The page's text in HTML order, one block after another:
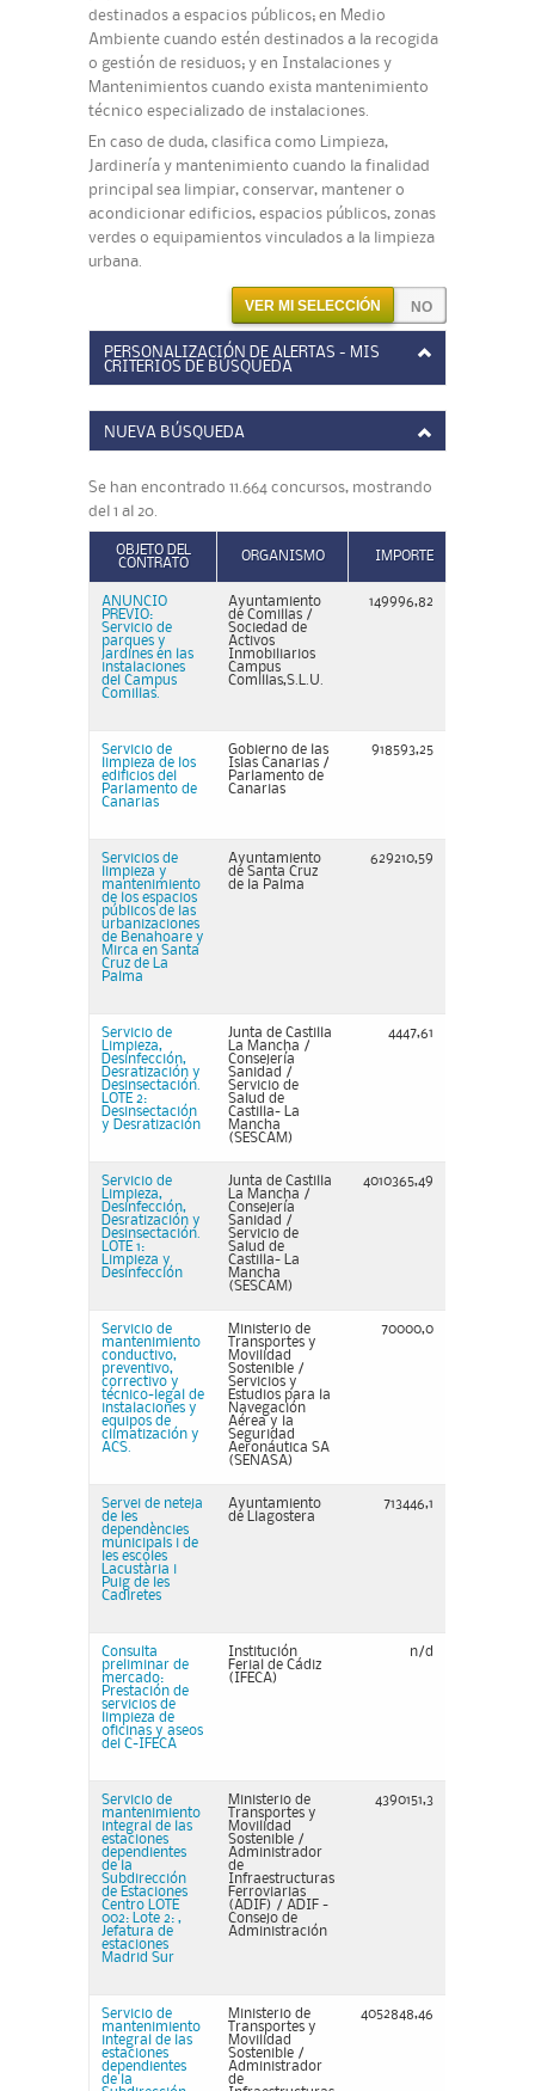
destinados a espacios públicos; en Medio
Ambiente cuando estén destinados a la recogida
o gestión de residuos; y en Instalaciones y
Mantenimientos cuando exista mantenimiento
técnico especializado de instalaciones.
En caso de duda, clasifica como Limpieza,
Jardinería y mantenimiento cuando la finalidad
principal sea limpiar, conservar, mantener o
acondicionar edificios, espacios públicos, zonas
verdes o equipamientos vinculados a la limpieza
urbana.
VER MI SELECCIÓN
PERSONALIZACIÓN DE ALERTAS - MIS
CRITERIOS DE BÚSQUEDA
NUEVA BÚSQUEDA
Se han encontrado 11.664 concursos, mostrando
del 1 al 20.
OBJETO DEL
CONTRATO
ORGANISMO IMPORTE
ANUNCIO
PREVIO:
Servicio de
parques y
jardines en las
instalaciones
del Campus
Comillas.
Ayuntamiento
de Comillas /
Sociedad de
Activos
Inmobiliarios
Campus
Comillas,S.L.U.
149996,82
Servicio de
limpieza de los
edificios del
Parlamento de
Canarias
Gobierno de las
Islas Canarias /
Parlamento de
Canarias
918593,25
Servicios de
limpieza y
mantenimiento
de los espacios
públicos de las
urbanizaciones
de Benahoare y
Mirca en Santa
Cruz de La
Palma
Ayuntamiento
de Santa Cruz
de la Palma
629210,59
Servicio de
Limpieza,
Desinfección,
Desratización y
Desinsectación.
LOTE 2:
Desinsectación
y Desratización
Junta de Castilla
La Mancha /
Consejería
Sanidad /
Servicio de
Salud de
Castilla- La
Mancha
(SESCAM)
4447,61
Servicio de
Limpieza,
Desinfección,
Desratización y
Desinsectación.
LOTE 1:
Limpieza y
Desinfección
Junta de Castilla
La Mancha /
Consejería
Sanidad /
Servicio de
Salud de
Castilla- La
Mancha
(SESCAM)
4010365,49
Servicio de
mantenimiento
conductivo,
preventivo,
correctivo y
técnico-legal de
instalaciones y
equipos de
climatización y
ACS.
Ministerio de
Transportes y
Movilidad
Sostenible /
Servicios y
Estudios para la
Navegación
Aérea y la
Seguridad
Aeronáutica SA
(SENASA)
70000,0
Servei de neteja
de les
dependències
municipals i de
les escoles
Lacustària i
Puig de les
Cadiretes
Ayuntamiento
de Llagostera
713446,1
Consulta
preliminar de
mercado:
Prestación de
servicios de
limpieza de
oficinas y aseos
del C-IFECA
Institución
Ferial de Cádiz
(IFECA)
n/d
Servicio de
mantenimiento
integral de las
estaciones
dependientes
de la
Subdirección
de Estaciones
Centro LOTE
002: Lote 2: ,
Jefatura de
estaciones
Madrid Sur
Ministerio de
Transportes y
Movilidad
Sostenible /
Administrador
de
Infraestructuras
Ferroviarias
(ADIF) / ADIF -
Consejo de
Administración
4390151,3
Servicio de
mantenimiento
integral de las
estaciones
dependientes
de la
Ministerio de
Transportes y
Movilidad
Sostenible /
Administrador
de
4052848,46